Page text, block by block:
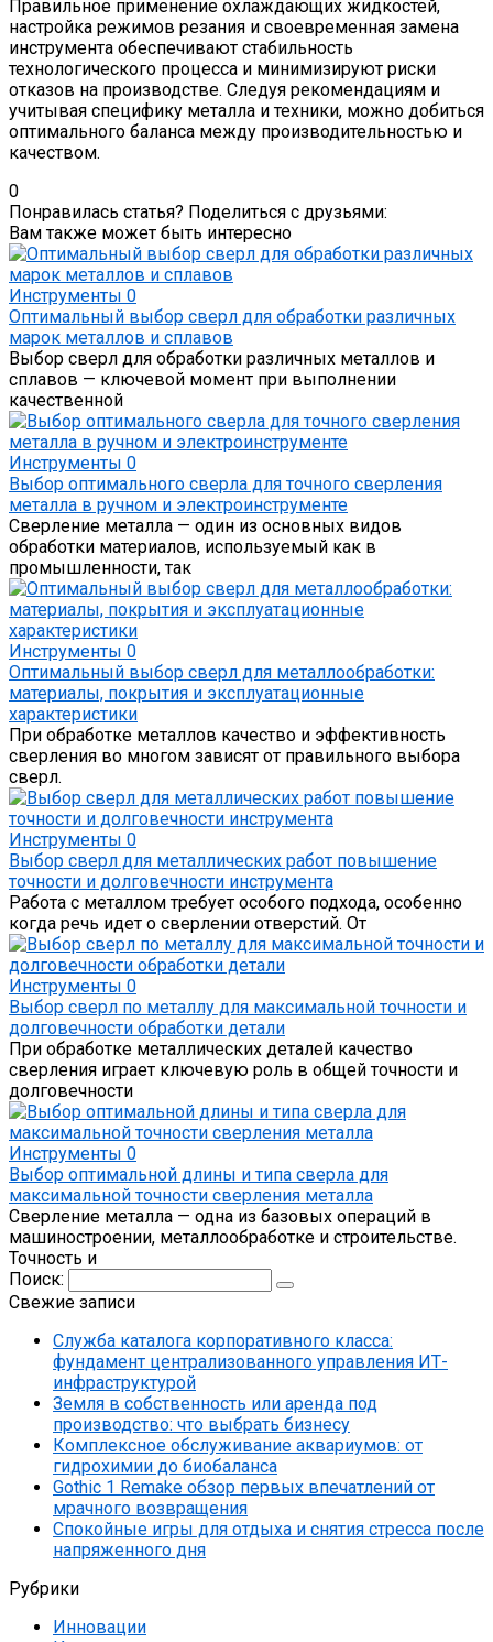
Правильное применение охлаждающих жидкостей,
настройка режимов резания и своевременная замена
инструмента обеспечивают стабильность
технологического процесса и минимизируют риски
отказов на производстве. Следуя рекомендациям и
учитывая специфику металла и техники, можно добиться
оптимального баланса между производительностью и
качеством.
0
Понравилась статья? Поделиться с друзьями:
Вам также может быть интересно
Инструменты 0
Оптимальный выбор сверл для обработки различных
марок металлов и сплавов
Выбор сверл для обработки различных металлов и
сплавов — ключевой момент при выполнении
качественной
Инструменты 0
Выбор оптимального сверла для точного сверления
металла в ручном и электроинструменте
Сверление металла — один из основных видов
обработки материалов, используемый как в
промышленности, так
Инструменты 0
Оптимальный выбор сверл для металлообработки:
материалы, покрытия и эксплуатационные
характеристики
При обработке металлов качество и эффективность
сверления во многом зависят от правильного выбора
сверл.
Инструменты 0
Выбор сверл для металлических работ повышение
точности и долговечности инструмента
Работа с металлом требует особого подхода, особенно
когда речь идет о сверлении отверстий. От
Инструменты 0
Выбор сверл по металлу для максимальной точности и
долговечности обработки детали
При обработке металлических деталей качество
сверления играет ключевую роль в общей точности и
долговечности
Инструменты 0
Выбор оптимальной длины и типа сверла для
максимальной точности сверления металла
Сверление металла — одна из базовых операций в
машиностроении, металлообработке и строительстве.
Точность и
Поиск:
Свежие записи
Служба каталога корпоративного класса:
фундамент централизованного управления ИТ-
инфраструктурой
Земля в собственность или аренда под
производство: что выбрать бизнесу
Комплексное обслуживание аквариумов: от
гидрохимии до биобаланса
Gothic 1 Remake обзор первых впечатлений от
мрачного возвращения
Спокойные игры для отдыха и снятия стресса после
напряженного дня
Рубрики
Инновации